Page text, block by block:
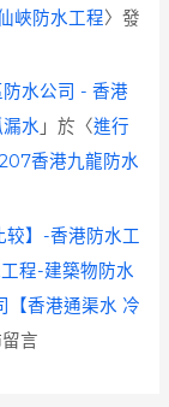
峽防水工程〉發
水公司 - 香港
水 」於〈進行
香港九龍防水
较】-香港防水工
程-建築物防水
【香港通渠水 冷
言